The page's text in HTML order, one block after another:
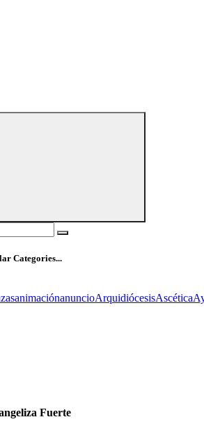
Categories...
animaciónanuncioArquidiócesisAscética
Fuerte